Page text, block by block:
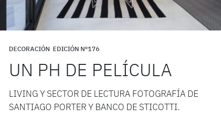
DECORACIÓN EDICIÓN N°176
UN PH DE PELÍCULA
LIVING Y SECTOR DE LECTURA FOTOGRAFÍA DE
SANTIAGO PORTER Y BANCO DE STICOTTI.